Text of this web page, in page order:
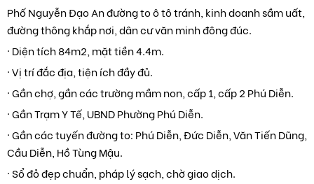
Phố Nguyễn Đạo An đường to ô tô tránh, kinh doanh sầm uất,
đường thông khắp nơi, dân cư văn minh đông đúc.
· Diện tích 84m2, mặt tiền 4.4m.
· Vị trí đắc địa, tiện ích đầy đủ.
· Gần chợ, gần các trường mầm non, cấp 1, cấp 2 Phú Diễn.
· Gần Trạm Y Tế, UBND Phường Phú Diễn.
· Gần các tuyến đường to: Phú Diễn, Đức Diễn, Văn Tiến Dũng,
Cầu Diễn, Hồ Tùng Mậu.
· Sổ đỏ đẹp chuẩn, pháp lý sạch, chờ giao dịch.